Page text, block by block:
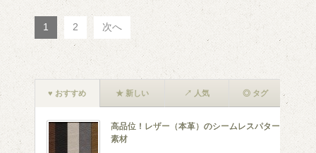
1 2 次へ
♥ おすすめ ★ 新しい ↗ 人気 ◎ タグ
高品位！レザー（本革）のシームレスパターン
素材